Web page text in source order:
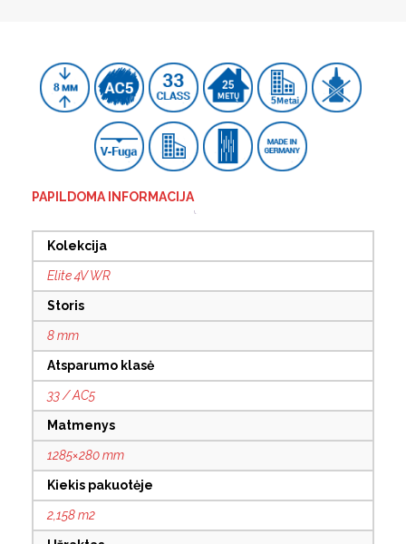
PAPILDOMA INFORMACIJA
Kolekcija
Elite 4V WR
Storis
8 mm
Atsparumo klasė
33 / AC5
Matmenys
1285×280 mm
Kiekis pakuotėje
2,158 m2